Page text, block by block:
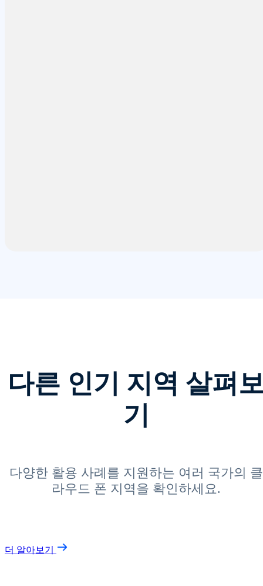
다른 인기 지역 살펴
기
다양한 활용 사례를 지원하는 여러 국가의 클
라우드 폰 지역을 확인하세요.
더 알아보기